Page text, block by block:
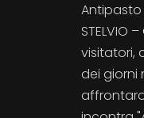
Antipasto
STELVIO
visitatori,
dei giorni